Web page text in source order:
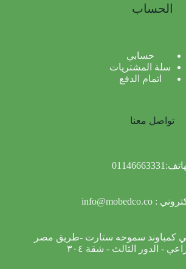
الحساب
حسابي
سلة المشتريات
اتمام الدفع
تواصل معنا
01146663331
:
info@mobedco.co
كمباوند سموحه ستارت -طريق مصر
- الدور الثالث - شقة ٣٠٤